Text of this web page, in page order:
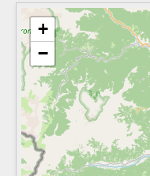
+
−